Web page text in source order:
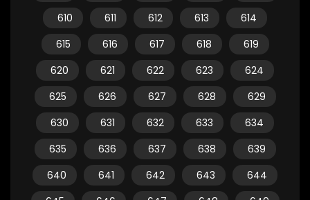
610
611 612 613
614
615
616 617 618
619
620
621 622 623
624
625
626 627 628
629
630
631 632 633
634
635
636 637 638
639
640
641 642 643
644